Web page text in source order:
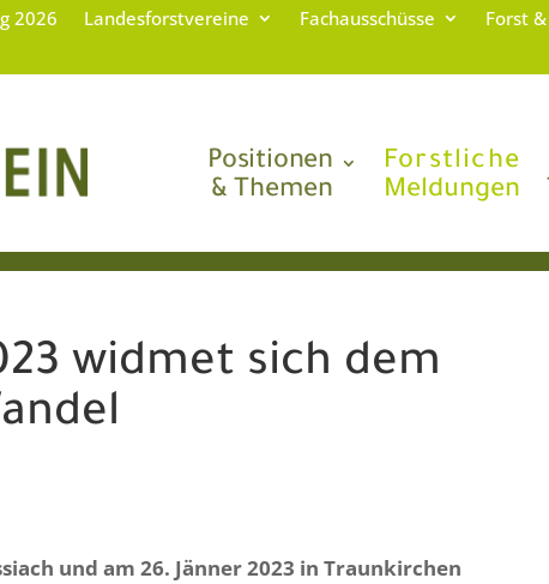
2026 Landesforstvereine Fachausschüsse Forst
Positionen
& Themen
Forstliche
Meldungen
widmet sich dem
und am 26. Jänner 2023 in Traunkirchen